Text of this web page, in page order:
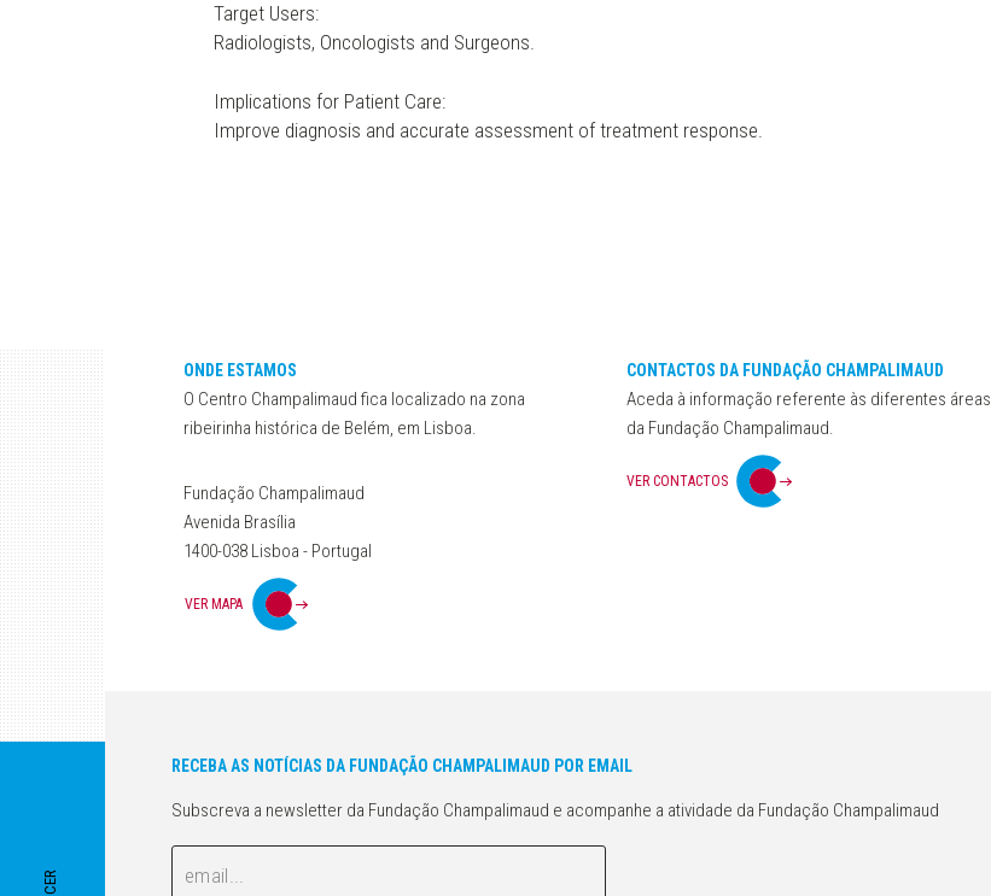
Target Users:
Radiologists, Oncologists and Surgeons.
Implications for Patient Care:
Improve diagnosis and accurate assessment of treatment response.
ONDE ESTAMOS
O Centro Champalimaud fica localizado na zona
ribeirinha histórica de Belém, em Lisboa.
Fundação Champalimaud
Avenida Brasília
1400-038 Lisboa - Portugal
VER MAPA
CONTACTOS DA FUNDAÇÃO CHAMPALIMAUD
Aceda à informação referente às diferentes áreas
da Fundação Champalimaud.
VER CONTACTOS
RECEBA AS NOTÍCIAS DA FUNDAÇÃO CHAMPALIMAUD POR EMAIL
Subscreva a newsletter da Fundação Champalimaud e acompanhe a atividade da Fundação Champalimaud
Email